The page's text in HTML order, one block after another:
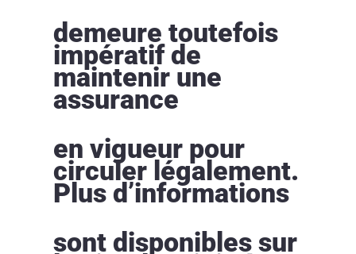
demeure toutefois
impératif de
maintenir une
assurance
en vigueur pour
circuler légalement.
Plus d’informations
sont disponibles sur